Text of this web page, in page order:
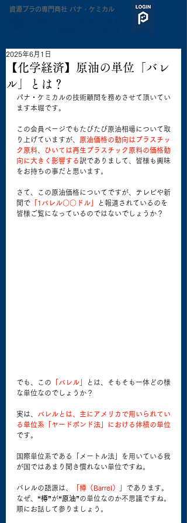
​資源プラの専門商社 パナ・ケミカル
【化学経済】原油の単位「バレ
ル」とは？
2025年6月1日
パナ・ケミカルの技術顧問を務めさせて頂いてい
ます本堀です。
この会員ページでもたびたび原油相場について取
り上げていますが、 原油価格の動向はプラスチッ
ク原料、ひいては再生プラスチック原料の価格動
向に大きく影響する訳でありまして、皆様も興味
をお持ちの事だと思います。
さて、この原油価格についてですが、テレビや新
聞で 「1バレル○○ドル」
と報道されているのを
皆様ご覧になっているのではないでしょうか？
でも、この 「バレル」
とは、そもそも一体どの様
な単位なのでしょうか？
実は、 バレルとは、主にアメリカで用いられてい
る単位系「ヤードポンド法」における体積の単位
です。
国際単位系である「メートル法」を用いている我
が国ではあまり聞き慣れない単位ですね。
バレルの語源は、 「樽（Barrel）」 であります。
なぜ、 “樽”が“原油”の単位なのか不思議ですね。
順にお話して参りましょう。